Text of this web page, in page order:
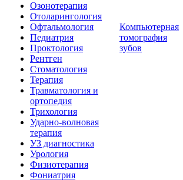
Озонотерапия
Отоларингология
Офтальмология
Педиатрия
Проктология
Рентген
Стоматология
Терапия
Травматология и
ортопедия
Трихология
Ударно-волновая
терапия
УЗ диагностика
Урология
Физиотерапия
Фониатрия
Компьютерная
томография
зубов